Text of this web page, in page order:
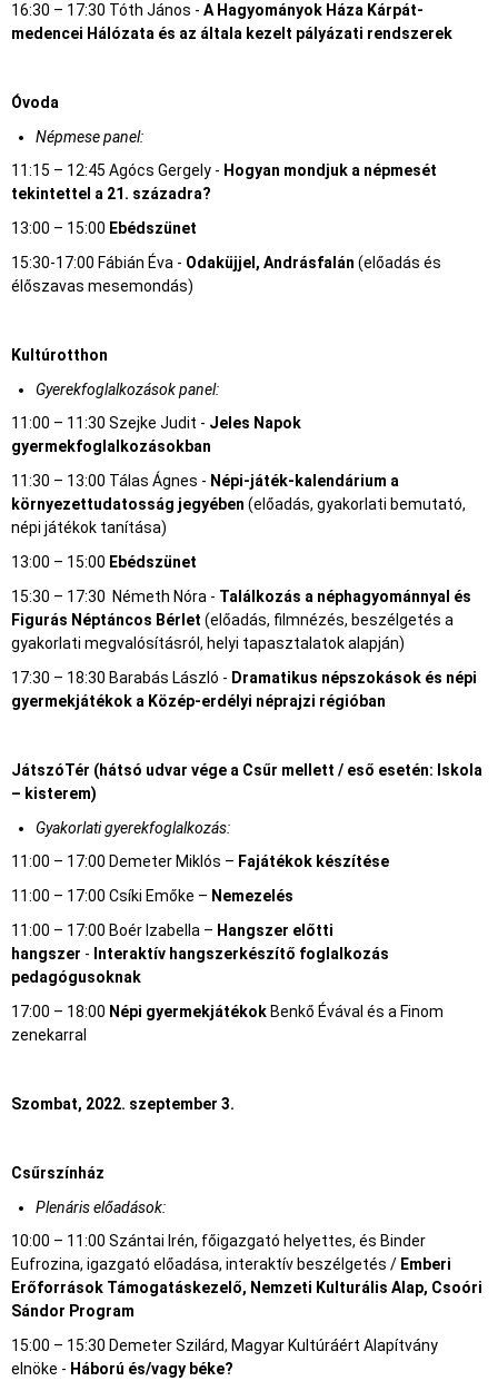
16:30 – 17:30 Tóth János - A Hagyományok Háza Kárpát-
medencei Hálózata és az általa kezelt pályázati rendszerek
Óvoda
Népmese panel:
11:15 – 12:45 Agócs Gergely - Hogyan mondjuk a népmesét
tekintettel a 21. századra?
13:00 – 15:00 Ebédszünet
15:30-17:00 Fábián Éva - Odaküjjel, Andrásfalán (előadás és
élőszavas mesemondás)
Kultúrotthon
Gyerekfoglalkozások panel:
11:00 – 11:30 Szejke Judit - Jeles Napok
gyermekfoglalkozásokban
11:30 – 13:00 Tálas Ágnes - Népi-játék-kalendárium a
környezettudatosság jegyében (előadás, gyakorlati bemutató,
népi játékok tanítása)
13:00 – 15:00 Ebédszünet
15:30 – 17:30 Németh Nóra - Találkozás a néphagyománnyal és
Figurás Néptáncos Bérlet (előadás, filmnézés, beszélgetés a
gyakorlati megvalósításról, helyi tapasztalatok alapján)
17:30 – 18:30 Barabás László - Dramatikus népszokások és népi
gyermekjátékok a Közép-erdélyi néprajzi régióban
JátszóTér (hátsó udvar vége a Csűr mellett / eső esetén: Iskola
– kisterem)
Gyakorlati gyerekfoglalkozás:
11:00 – 17:00 Demeter Miklós – Fajátékok készítése
11:00 – 17:00 Csíki Emőke – Nemezelés
11:00 – 17:00 Boér Izabella – Hangszer előtti
hangszer - Interaktív hangszerkészítő foglalkozás
pedagógusoknak
17:00 – 18:00 Népi gyermekjátékok Benkő Évával és a Finom
zenekarral
Szombat, 2022. szeptember 3.
Csűrszínház
Plenáris előadások:
10:00 – 11:00 Szántai Irén, főigazgató helyettes, és Binder
Eufrozina, igazgató előadása, interaktív beszélgetés / Emberi
Erőforrások Támogatáskezelő, Nemzeti Kulturális Alap, Csoóri
Sándor Program
15:00 – 15:30 Demeter Szilárd, Magyar Kultúráért Alapítvány
elnöke - Háború és/vagy béke?